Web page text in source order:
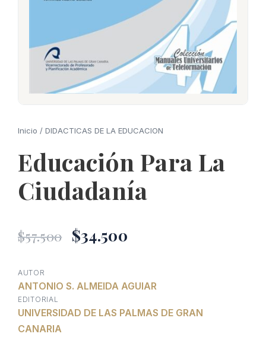
Inicio / DIDACTICAS DE LA EDUCACION
Educación Para La
Ciudadanía
$57.500 El
original
$34.500
actual
AUTOR
ANTONIO S. ALMEIDA AGUIAR
EDITORIAL
UNIVERSIDAD DE LAS PALMAS DE GRAN
CANARIA